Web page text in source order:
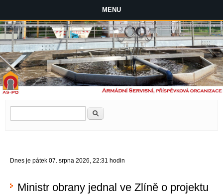
MENU
Dnes je pátek 07. srpna 2026, 22:31 hodin
Ministr obrany jednal ve Zlíně o projektu